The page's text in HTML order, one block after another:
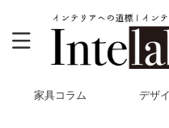
家具コラム デザ